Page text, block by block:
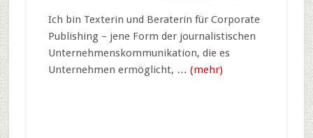
Ich bin Texterin und Beraterin für Corporate
Publishing – jene Form der journalistischen
Unternehmens­kommunikation, die es
Unternehmen ermöglicht, … (mehr)